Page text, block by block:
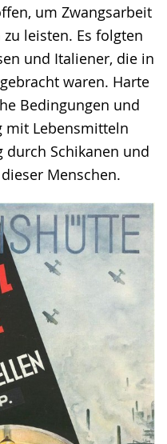
um Zwangsarbeit
leisten. Es folgten
und Italiener, die in
waren. Harte
Bedingungen und
mit Lebensmitteln
Schikanen und
Menschen.